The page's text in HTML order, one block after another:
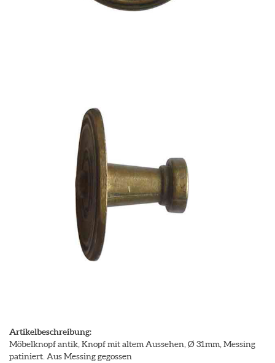
Artikelbeschreibung:
Möbelknopf antik, Knopf mit altem Aussehen, Ø 31mm, Messing
patiniert. Aus Messing gegossen